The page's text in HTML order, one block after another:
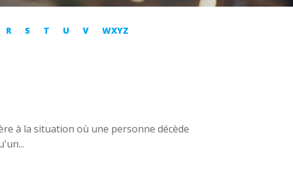
R S T U V WXYZ
à la situation où une personne décède